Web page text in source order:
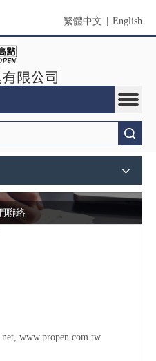
繁體中文 English
聯絡
www.propen.com.tw